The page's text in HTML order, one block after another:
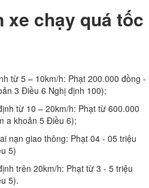
xe chạy quá tốc
từ 5 – 10km/h: Phạt 200.000 đồng -
3 Điều 6 Nghị định 100);
từ 10 – 20km/h: Phạt từ 600.000
a khoản 5 Điều 6);
nạn giao thông: Phạt 04 - 05 triệu
5)
trên 20km/h: Phạt từ 3 - 5 triệu
5).